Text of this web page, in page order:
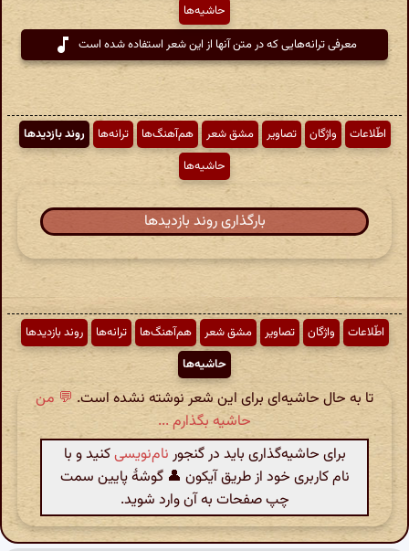
حاشیه‌ها
معرفی ترانه‌هایی که در متن آنها از این شعر استفاده شده است
اطّلاعات واژگان تصاویر مشق شعر هم‌آهنگ‌ها ترانه‌ها
روند بازدیدها
حاشیه‌ها
بارگذاری روند بازدیدها
اطّلاعات واژگان تصاویر مشق شعر هم‌آهنگ‌ها ترانه‌ها
روند بازدیدها
حاشیه‌ها
تا به حال حاشیه‌ای برای این شعر نوشته نشده است. 💬 من
حاشیه بگذارم ...
برای حاشیه‌گذاری باید در گنجور نام‌نویسیکنید و با
نام کاربری خود از طریق آیکون 👤 گوشهٔ پایین سمت
چپ صفحات به آن وارد شوید.